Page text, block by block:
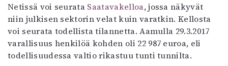
Netissä voi seurata Saatavakelloa, jossa näkyvät
niin julkisen sektorin velat kuin varatkin. Kellosta
voi seurata todellista tilannetta. Aamulla 29.3.2017
varallisuus henkilöä kohden oli 22 987 euroa, eli
todellisuudessa valtio rikastuu tunti tunnilta.